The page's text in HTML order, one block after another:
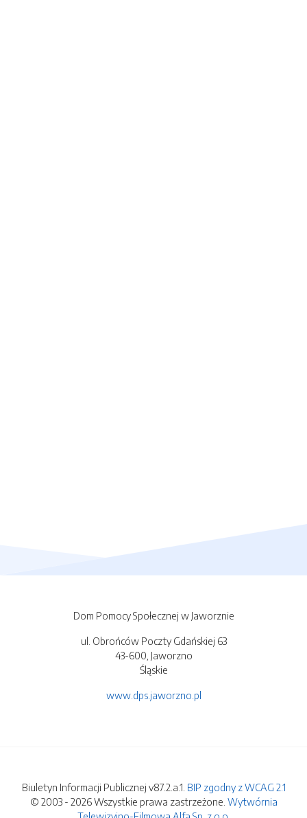
Dom Pomocy Społecznej w Jaworznie
ul. Obrońców Poczty Gdańskiej 63
43-600, Jaworzno
Śląskie
www.dps.jaworzno.pl
Biuletyn Informacji Publicznej v87.2.a.1. BIP zgodny z WCAG 2.1
© 2003 - 2026 Wszystkie prawa zastrzeżone. Wytwórnia